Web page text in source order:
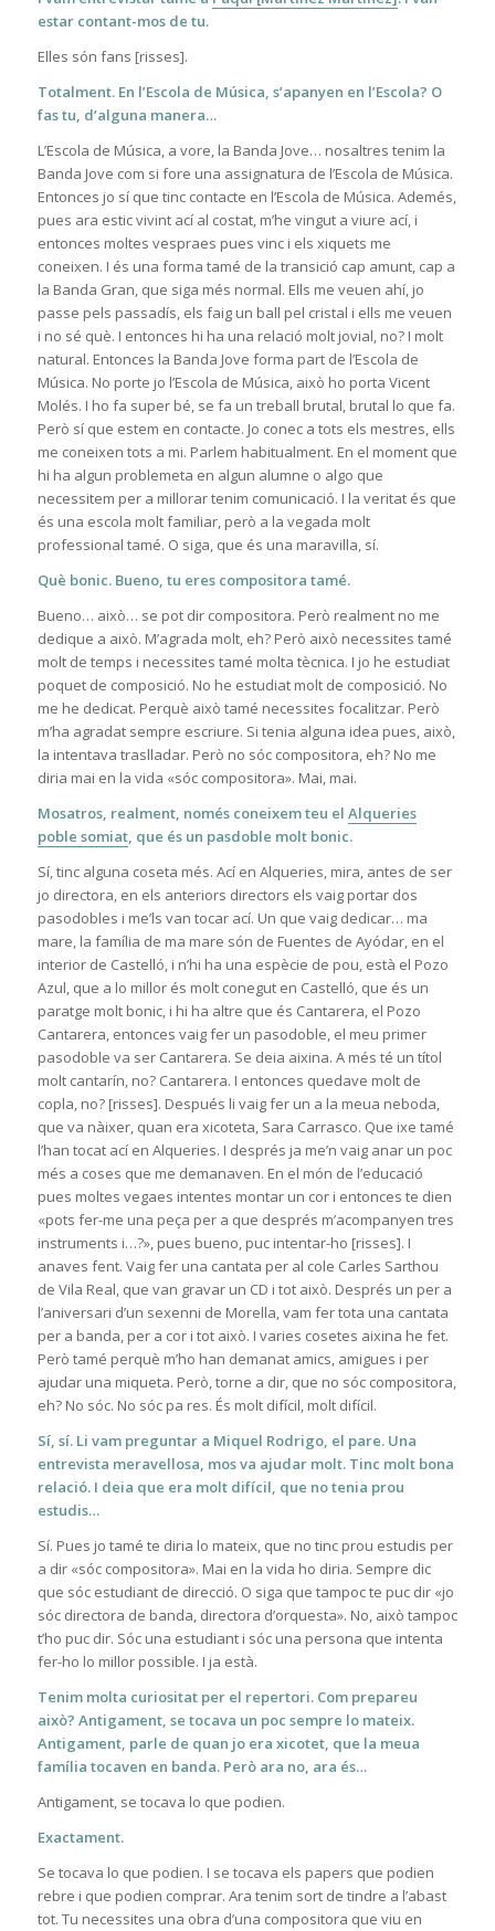
estar contant-mos de tu.
Elles són fans [risses].
Totalment. En l’Escola de Música, s’apanyen en l’Escola? O
fas tu, d’alguna manera…
L’Escola de Música, a vore, la Banda Jove… nosaltres tenim la
Banda Jove com si fore una assignatura de l’Escola de Música.
Entonces jo sí que tinc contacte en l’Escola de Música. Ademés,
pues ara estic vivint ací al costat, m’he vingut a viure ací, i
entonces moltes vespraes pues vinc i els xiquets me
coneixen. I és una forma tamé de la transició cap amunt, cap a
la Banda Gran, que siga més normal. Ells me veuen ahí, jo
passe pels passadís, els faig un ball pel cristal i ells me veuen
i no sé què. I entonces hi ha una relació molt jovial, no? I molt
natural. Entonces la Banda Jove forma part de l’Escola de
Música. No porte jo l’Escola de Música, això ho porta Vicent
Molés. I ho fa super bé, se fa un treball brutal, brutal lo que fa.
Però sí que estem en contacte. Jo conec a tots els mestres, ells
me coneixen tots a mi. Parlem habitualment. En el moment que
hi ha algun problemeta en algun alumne o algo que
necessitem per a millorar tenim comunicació. I la veritat és que
és una escola molt familiar, però a la vegada molt
professional tamé. O siga, que és una maravilla, sí.
Què bonic. Bueno, tu eres compositora tamé.
Bueno… això… se pot dir compositora. Però realment no me
dedique a això. M’agrada molt, eh? Però això necessites tamé
molt de temps i necessites tamé molta tècnica. I jo he estudiat
poquet de composició. No he estudiat molt de composició. No
me he dedicat. Perquè això tamé necessites focalitzar. Però
m’ha agradat sempre escriure. Si tenia alguna idea pues, això,
la intentava traslladar. Però no sóc compositora, eh? No me
diria mai en la vida «sóc compositora». Mai, mai.
Mosatros, realment, només coneixem teu el Alqueries
poble somiat, que és un pasdoble molt bonic.
Sí, tinc alguna coseta més. Ací en Alqueries, mira, antes de ser
jo directora, en els anteriors directors els vaig portar dos
pasodobles i me’ls van tocar ací. Un que vaig dedicar… ma
mare, la família de ma mare són de Fuentes de Ayódar, en el
interior de Castelló, i n’hi ha una espècie de pou, està el Pozo
Azul, que a lo millor és molt conegut en Castelló, que és un
paratge molt bonic, i hi ha altre que és Cantarera, el Pozo
Cantarera, entonces vaig fer un pasodoble, el meu primer
pasodoble va ser Cantarera. Se deia aixina. A més té un títol
molt cantarín, no? Cantarera. I entonces quedave molt de
copla, no? [risses]. Después li vaig fer un a la meua neboda,
que va nàixer, quan era xicoteta, Sara Carrasco. Que ixe tamé
l’han tocat ací en Alqueries. I després ja me’n vaig anar un poc
més a coses que me demanaven. En el món de l’educació
pues moltes vegaes intentes montar un cor i entonces te dien
«pots fer-me una peça per a que després m’acompanyen tres
instruments i…?», pues bueno, puc intentar-ho [risses]. I
anaves fent. Vaig fer una cantata per al cole Carles Sarthou
de Vila Real, que van gravar un CD i tot això. Després un per a
l’aniversari d’un sexenni de Morella, vam fer tota una cantata
per a banda, per a cor i tot això. I varies cosetes aixina he fet.
Però tamé perquè m’ho han demanat amics, amigues i per
ajudar una miqueta. Però, torne a dir, que no sóc compositora,
eh? No sóc. No sóc pa res. És molt difícil, molt difícil.
Sí, sí. Li vam preguntar a Miquel Rodrigo, el pare. Una
entrevista meravellosa, mos va ajudar molt. Tinc molt bona
relació. I deia que era molt difícil, que no tenia prou
estudis…
Sí. Pues jo tamé te diria lo mateix, que no tinc prou estudis per
a dir «sóc compositora». Mai en la vida ho diria. Sempre dic
que sóc estudiant de direcció. O siga que tampoc te puc dir «jo
sóc directora de banda, directora d’orquesta». No, això tampoc
t’ho puc dir. Sóc una estudiant i sóc una persona que intenta
fer-ho lo millor possible. I ja està.
Tenim molta curiositat per el repertori. Com prepareu
això? Antigament, se tocava un poc sempre lo mateix.
Antigament, parle de quan jo era xicotet, que la meua
família tocaven en banda. Però ara no, ara és…
Antigament, se tocava lo que podien.
Exactament.
Se tocava lo que podien. I se tocava els papers que podien
rebre i que podien comprar. Ara tenim sort de tindre a l’abast
tot. Tu necessites una obra d’una compositora que viu en